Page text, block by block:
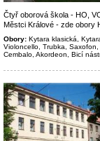
Čtyř oborová škola - HO,
Městci Králové - zde obory
Obory: Kytara klasická,
Violoncello, Trubka,
Cembalo, Akordeon, Bicí